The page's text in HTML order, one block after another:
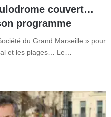
couvert…
programme
du Grand Marseille » pour
et les plages… Le…